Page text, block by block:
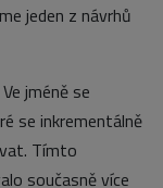
jeden z návrhů
jméně se
se inkrementálně
Tímto
současně více